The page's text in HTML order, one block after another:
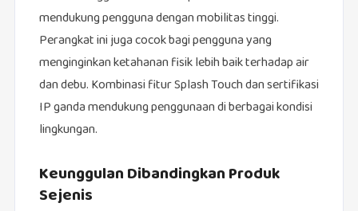
mendukung pengguna dengan mobilitas tinggi.
Perangkat ini juga cocok bagi pengguna yang
menginginkan ketahanan fisik lebih baik terhadap air
dan debu. Kombinasi fitur Splash Touch dan sertifikasi
IP ganda mendukung penggunaan di berbagai kondisi
lingkungan.
Keunggulan Dibandingkan Produk
Sejenis